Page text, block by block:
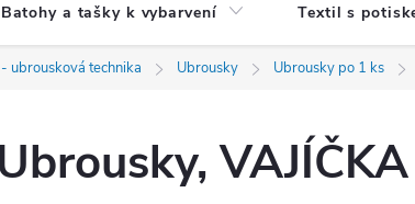
Batohy a tašky k vybarvení Textil s
ubrousková technika Ubrousky Ubrousky po 1 ks
Ubrousky,